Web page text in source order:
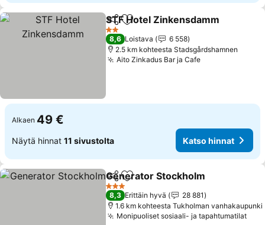
Jaa Lisää suosikkeihin
STF Hotel Zinkensdamm
2 Tähtiluokitus
8,6 Loistava
6 558
2.5 km kohteesta Stadsgårdshamnen
Aito Zinkadus Bar ja Cafe
Alkaen 49 €
Näytä hinnat 11 sivustolta Katso hinnat
Jaa Lisää suosikkeihin
Generator Stockholm
3 Tähtiluokitus
8,3 Erittäin hyvä
28 881
1.6 km kohteesta Tukholman vanhakaupunki
Monipuoliset sosiaali- ja tapahtumatilat